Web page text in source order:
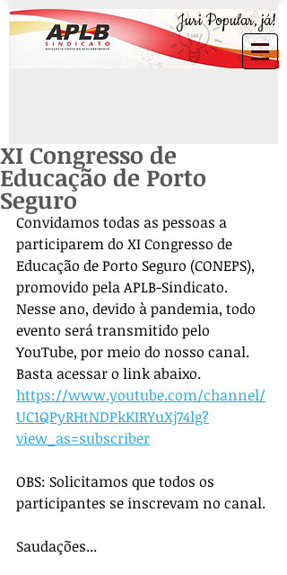
Juri Popular, já!
XI Congresso de
Educação de Porto
Seguro
Convidamos todas as pessoas a
participarem do XI Congresso de
Educação de Porto Seguro (CONEPS),
promovido pela APLB-Sindicato.
Nesse ano, devido à pandemia, todo
evento será transmitido pelo
YouTube, por meio do nosso canal.
Basta acessar o link abaixo.
https://www.youtube.com/channel/
UC1QPyRHtNDPkKIRYuXj74lg?
view_as=subscriber
OBS: Solicitamos que todos os
participantes se inscrevam no canal.
Saudações...